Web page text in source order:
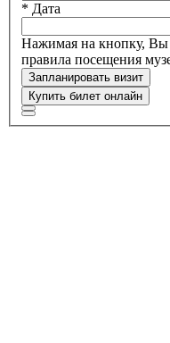
* Дата
Нажимая на кнопку, Вы
правила посещения
Запланировать визит
Купить билет онлайн